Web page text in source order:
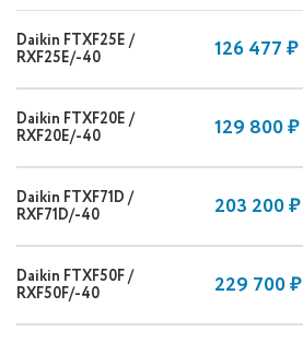
Daikin FTXF25E /
RXF25E/-40
126 477 ₽
Daikin FTXF20E /
RXF20E/-40
129 800 ₽
Daikin FTXF71D /
RXF71D/-40
203 200 ₽
Daikin FTXF50F /
RXF50F/-40
229 700 ₽